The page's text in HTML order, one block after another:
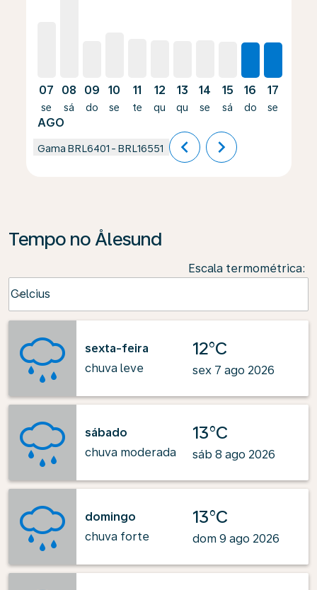
07
se
AGO
08
sá
09
do
10
se
11
te
12
qu
13
qu
14
se
15
sá
16
do
17
se
Gama BRL6401 - BRL16551 chevron_left chevron_right
Tempo no Ålesund
Escala termométrica:
Celcius
keyboard_arrow_down
sexta-feira
chuva leve
12°C
sex 7 ago 2026
sábado
chuva moderada
13°C
sáb 8 ago 2026
domingo
chuva forte
13°C
dom 9 ago 2026